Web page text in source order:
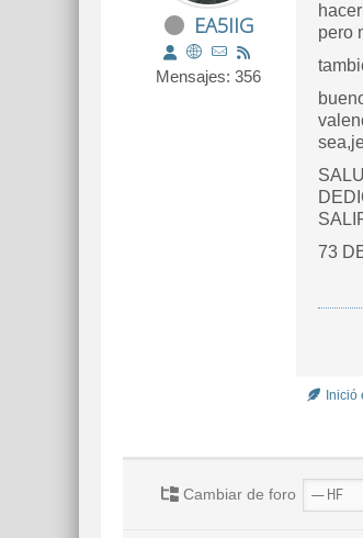
EA5IIG
Mensajes: 356
pero
73
Inició
Cambiar de foro